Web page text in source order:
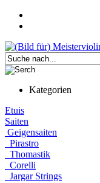
Kategorien
Etuis
Saiten
Geigensaiten
Pirastro
Thomastik
Corelli
Jargar Strings